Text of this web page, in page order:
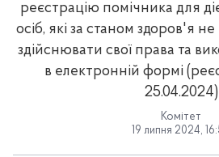
реєстрацію помічника для
осіб, які за станом здоров'я
здійснювати свої права та
в електронній формі
25.04.2024)
Комітет
19 липня 2024,